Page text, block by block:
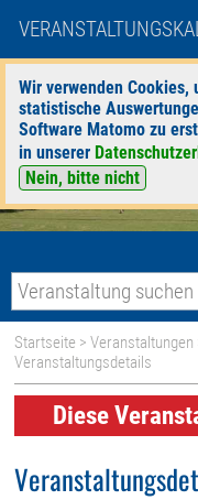
Wir verwenden
statistische
Software Matomo zu
in unserer
Nein, bitte nicht
Startseite >Veranstaltungen
Veranstaltungsdetails
Diese